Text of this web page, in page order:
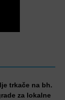
trkače na bh.
za lokalne